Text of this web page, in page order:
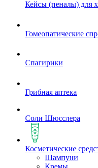
Кейсы (пеналы) для
Гомеопатические
Спагирики
Грибная аптека
Соли Шюсслера
Косметические
Шампуни
Кремы